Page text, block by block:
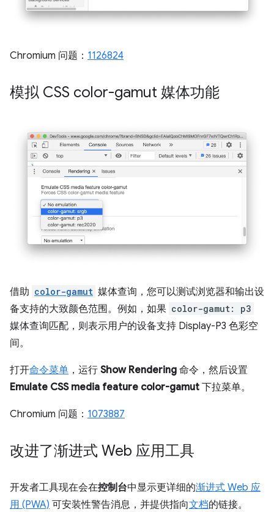
Chromium 问题： 1126824
模拟 CSS color-gamut 媒体功能
借助 color-gamut 媒体查询，您可以测试浏览器和输出设
备支持的大致颜色范围。例如，如果 color-gamut: p3
媒体查询匹配，则表示用户的设备支持 Display-P3 色彩空
间。
打开命令菜单 ，运行 Show Rendering 命令，然后设置
Emulate CSS media feature color-gamut 下拉菜单。
Chromium 问题： 1073887
改进了渐进式 Web 应用工具
开发者工具现在会在控制台中显示更详细的渐进式 Web 应
用 (PWA) 可安装性警告消息，并提供指向文档的链接。